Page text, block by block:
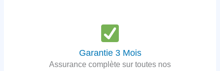
Garantie 3 Mois
Assurance complète sur toutes nos